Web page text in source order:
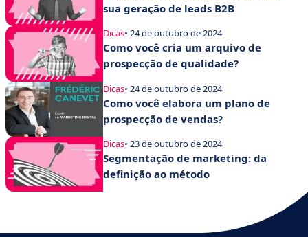
sua geração de leads B2B
Dicas• 24 de outubro de 2024
Como você cria um arquivo de
prospecção de qualidade?
Dicas• 24 de outubro de 2024
Como você elabora um plano de
prospecção de vendas?
Dicas• 23 de outubro de 2024
Segmentação de marketing: da
definição ao método